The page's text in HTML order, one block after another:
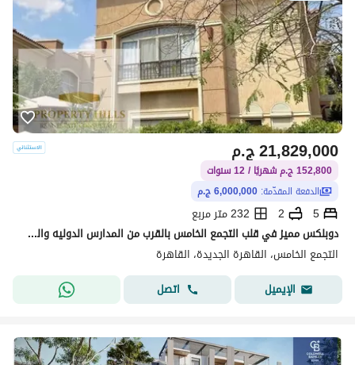
ج.م21,829,000
152,800 ج.م شهريًا / 12 سنوات
الدفعة المقدّمة: 6,000,000 ج.م
5
2
232 متر مربع
دوبلكس مميز في قلب التجمع الخامس بالقرب من المدارس الدوليه والمستشفيات في التجمع الخامس متاح اكتر من نظام للتقسيط بمقدم 6 مليون
التجمع الخامس، القاهرة الجديدة، القاهرة
الإيميل
اتصل